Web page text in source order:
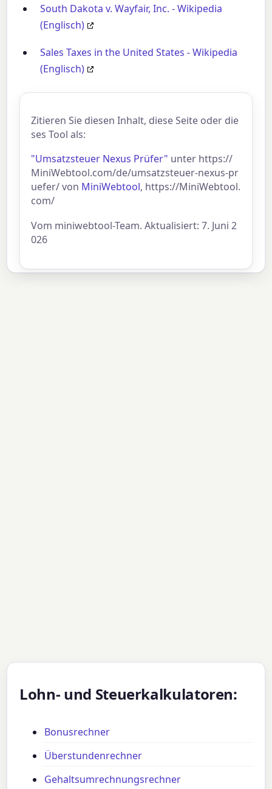
South Dakota v. Wayfair, Inc. - Wikipedia
(Englisch)
Sales Taxes in the United States - Wikipedia
(Englisch)
Zitieren Sie diesen Inhalt, diese Seite oder die
ses Tool als:
"Umsatzsteuer Nexus Prüfer" unter https://
MiniWebtool.com/de/umsatzsteuer-nexus-pr
uefer/ von MiniWebtool, https://MiniWebtool.
com/
Vom miniwebtool-Team. Aktualisiert: 7. Juni 2
026
Lohn- und Steuerkalkulatoren:
Bonusrechner
Überstundenrechner
Gehaltsumrechnungsrechner